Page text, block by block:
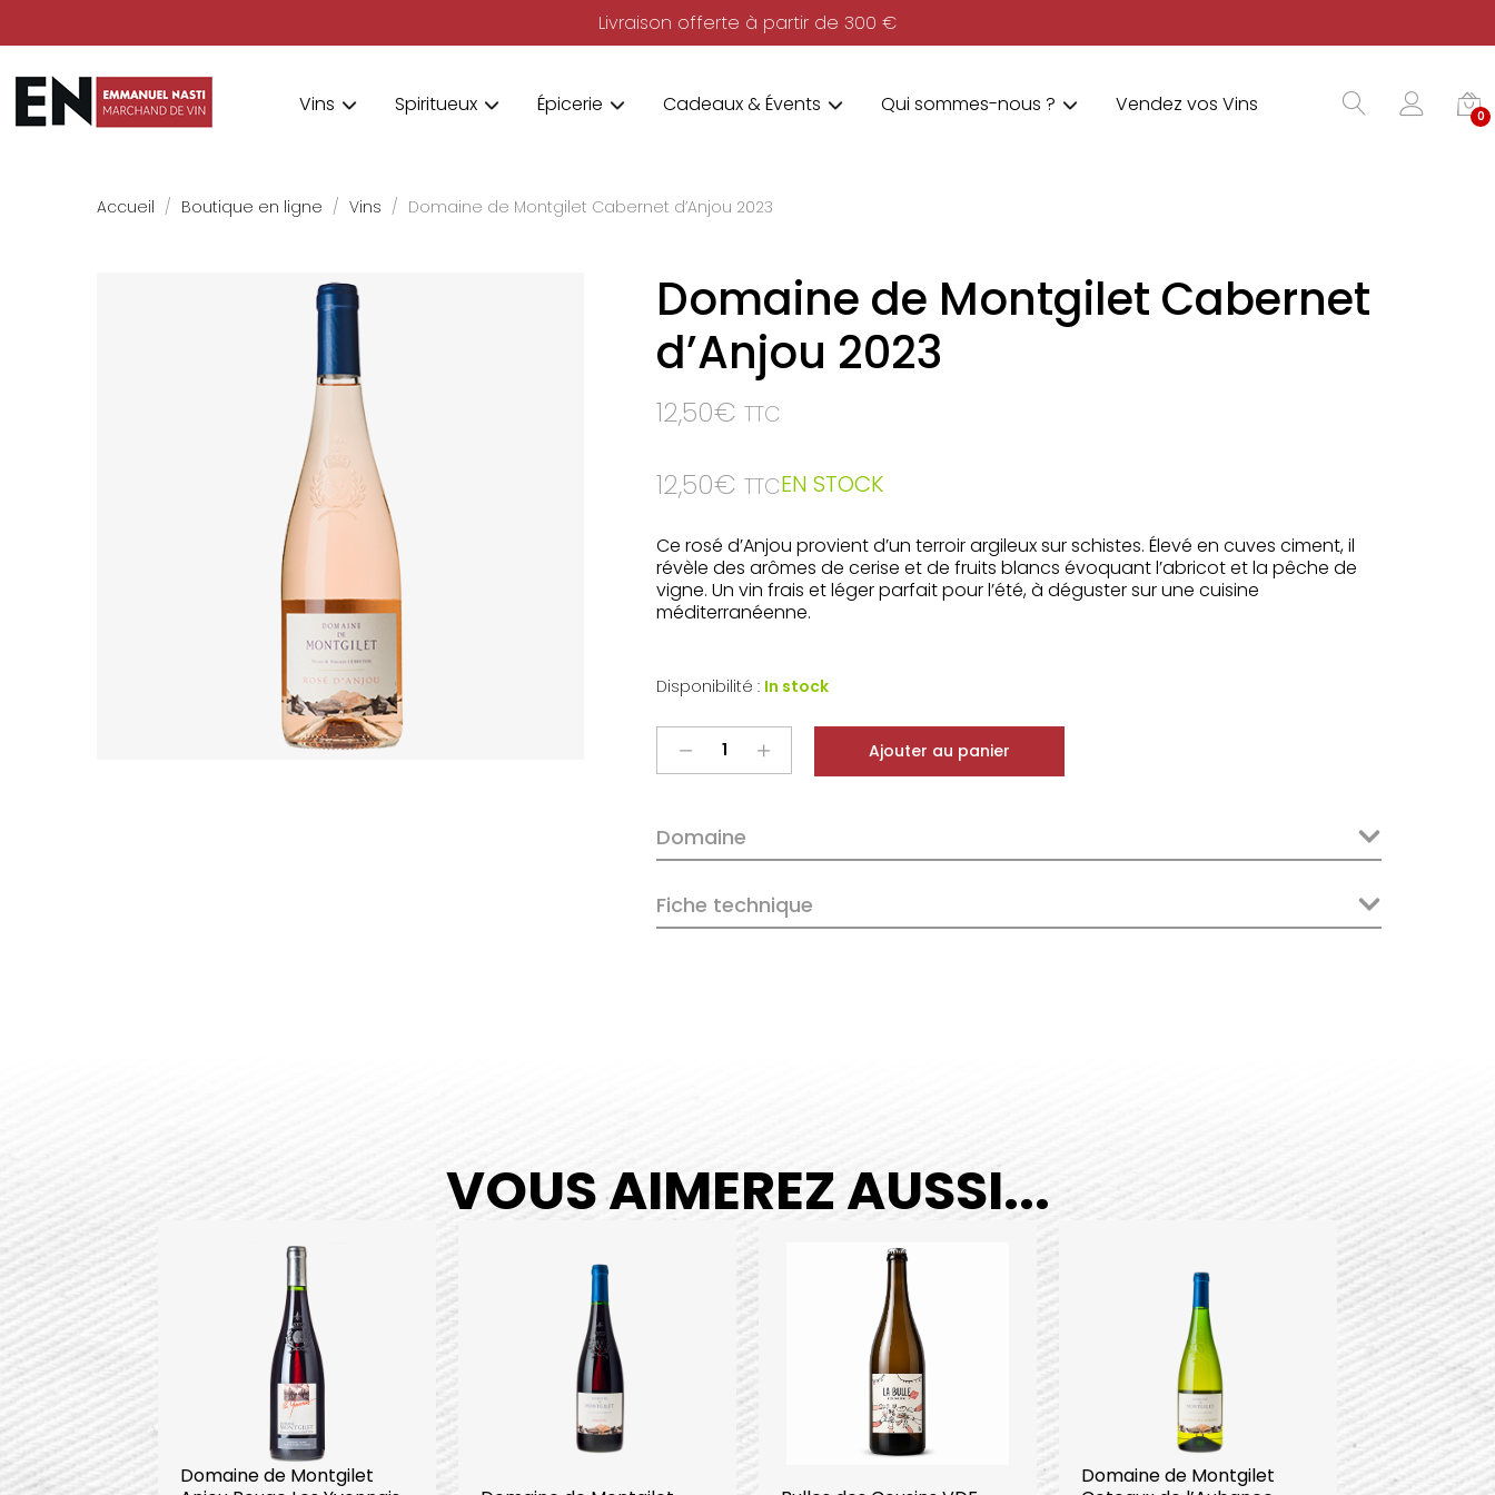
Livraison offerte à partir de 300 €
Vins Spiritueux Épicerie Cadeaux & Évents Qui sommes-nous ? Vendez vos Vins 0
Accueil Boutique en ligne Vins Domaine de Montgilet Cabernet d’Anjou 2023
Domaine de Montgilet Cabernet
d’Anjou 2023
12,50€ TTC
12,50€ TTCEN STOCK
Ce rosé d’Anjou provient d’un terroir argileux sur schistes. Élevé en cuves ciment, il
révèle des arômes de cerise et de fruits blancs évoquant l’abricot et la pêche de
vigne. Un vin frais et léger parfait pour l’été, à déguster sur une cuisine
méditerranéenne.
Disponibilité : In stock
Domaine
d'Anjou
2023
quantity
Ajouter au panier
Domaine
Fiche technique
VOUS AIMEREZ AUSSI...
Domaine de Montgilet
Domaine de Montgilet